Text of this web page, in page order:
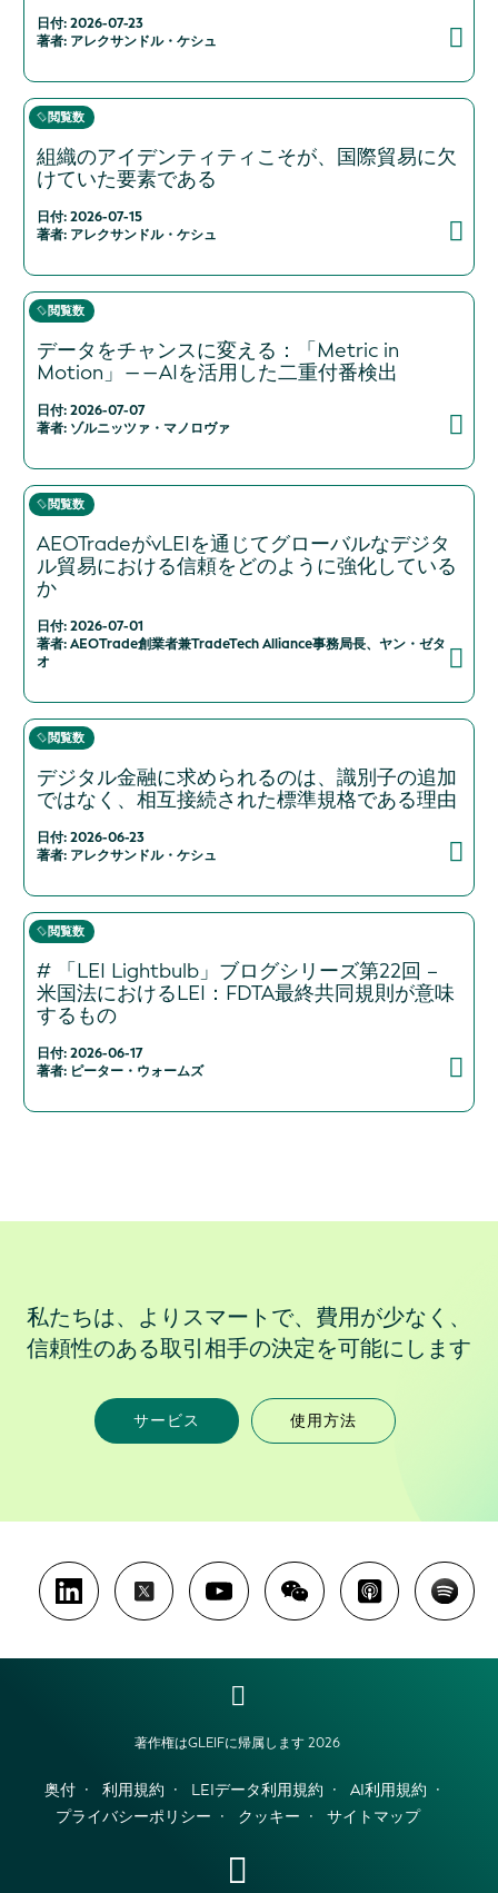
日付: 2026-07-23
著者: アレクサンドル・ケシュ
閲覧数
組織のアイデンティティこそが、国際貿易に欠
けていた要素である
日付: 2026-07-15
著者: アレクサンドル・ケシュ
閲覧数
データをチャンスに変える：「Metric in
Motion」――AIを活用した二重付番検出
日付: 2026-07-07
著者: ゾルニッツァ・マノロヴァ
閲覧数
AEOTradeがvLEIを通じてグローバルなデジタ
ル貿易における信頼をどのように強化している
か
日付: 2026-07-01
著者: AEOTrade創業者兼TradeTech Alliance事務局長、ヤン・ゼタ
オ
閲覧数
デジタル金融に求められるのは、識別子の追加
ではなく、相互接続された標準規格である理由
日付: 2026-06-23
著者: アレクサンドル・ケシュ
閲覧数
# 「LEI Lightbulb」ブログシリーズ第22回 –
米国法におけるLEI：FDTA最終共同規則が意味
するもの
日付: 2026-06-17
著者: ピーター・ウォームズ
私たちは、よりスマートで、費用が少なく、
信頼性のある取引相手の決定を可能にします
サービス 使用方法
著作権はGLEIFに帰属します 2026
奥付 利用規約 LEIデータ利用規約
AI利用規約
プライバシーポリシー
クッキー サイトマップ